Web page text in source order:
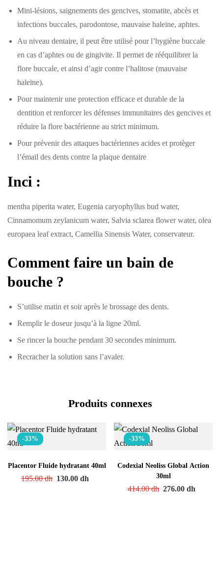
Mini-lésions, saignements des gencives, stomatite, abcès et
infections buccales, parodontose, mauvaise haleine, aphtes.
Au niveau dentaire, il peut être utilisé pour l’hygiène buccale
en cas d’aphtes ou de gingivite. Il permet de rééquilibrer la
flore buccale, et ainsi d’agir contre l’halitose (mauvaise
haleine).
Pour maintenir une protection efficace et durable de la
dentition et renforcer les défenses immunitaires des gencives et
réduire la flore bactérienne au strict minimum.
Pour prévenir des attaques bactériennes acides et protèger
l’émail des dents contre la plaque dentaire
Inci :
mentha piperita water, Eugenia caryophyllus bud water,
Cinnamomum zeylanicum water, Salvia sclarea flower water, olea
europaea leaf extract, Camellia Sinensis Water, conservateur.
Comment faire un bain de
bouche ?
S’utilise matin et soir après le brossage des dents.
Remplir le doseur jusqu’à la ligne 20ml.
Se rincer la bouche pendant 30 secondes minimum.
Recracher la solution sans l’avaler.
Produits connexes
-33%
Placentor Fluide hydratant 40ml
195.00dh 130.00 dh
-33%
Codexial Neoliss Global Action
30ml
414.00dh 276.00 dh